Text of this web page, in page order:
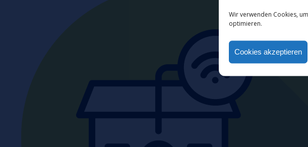
Wir verwenden Cookies,
optimieren.
Cookies akzeptieren